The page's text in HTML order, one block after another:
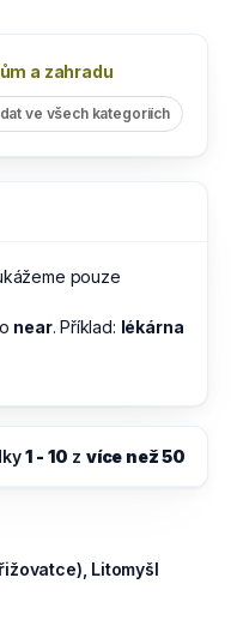
a zahradu
ve všech kategoriích
pouze
near. Příklad: lékárna
1 - 10 z více než 50
Litomyšl